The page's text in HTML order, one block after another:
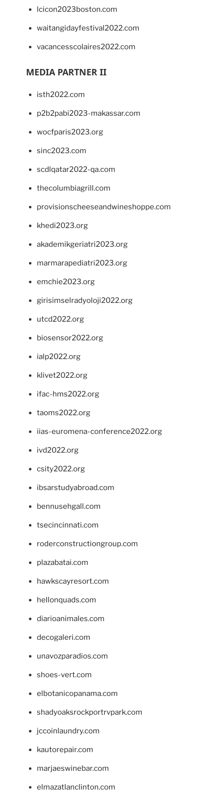
lcicon2023boston.com
waitangidayfestival2022.com
vacancesscolaires2022.com
MEDIA PARTNER II
isth2022.com
p2b2pabi2023-makassar.com
wocfparis2023.org
sinc2023.com
scdlqatar2022-qa.com
thecolumbiagrill.com
provisionscheeseandwineshoppe.com
khedi2023.org
akademikgeriatri2023.org
marmarapediatri2023.org
emchie2023.org
girisimselradyoloji2022.org
utcd2022.org
biosensor2022.org
ialp2022.org
klivet2022.org
ifac-hms2022.org
taoms2022.org
iias-euromena-conference2022.org
ivd2022.org
csity2022.org
ibsarstudyabroad.com
bennusehgall.com
tsecincinnati.com
roderconstructiongroup.com
plazabatai.com
hawkscayresort.com
hellonquads.com
diarioanimales.com
decogaleri.com
unavozparadios.com
shoes-vert.com
elbotanicopanama.com
shadyoaksrockportrvpark.com
jccoinlaundry.com
kautorepair.com
marjaeswinebar.com
elmazatlanclinton.com